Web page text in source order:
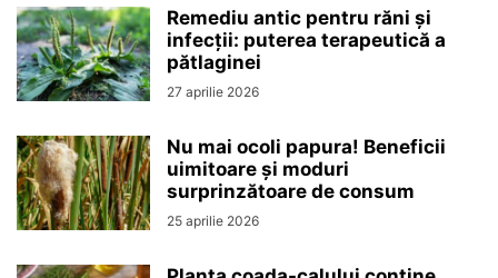
Remediu antic pentru răni și
infecții: puterea terapeutică a
pătlaginei
27 aprilie 2026
Nu mai ocoli papura! Beneficii
uimitoare și moduri
surprinzătoare de consum
25 aprilie 2026